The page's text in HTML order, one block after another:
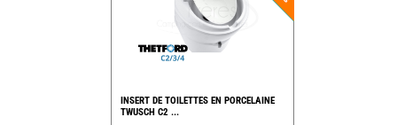
INSERT DE TOILETTES EN PORCELAINE
TWUSCH C2 ...